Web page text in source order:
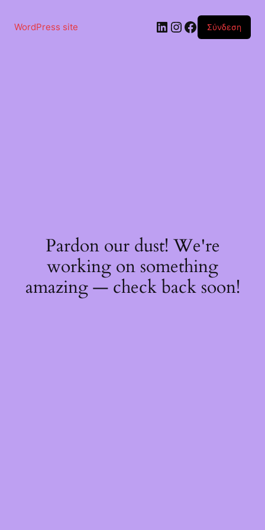
περιεχόμενο
WordPress site Linkedin
Instagram
Facebook
Σύνδεση
Pardon our dust! We're
working on something
amazing — check back soon!